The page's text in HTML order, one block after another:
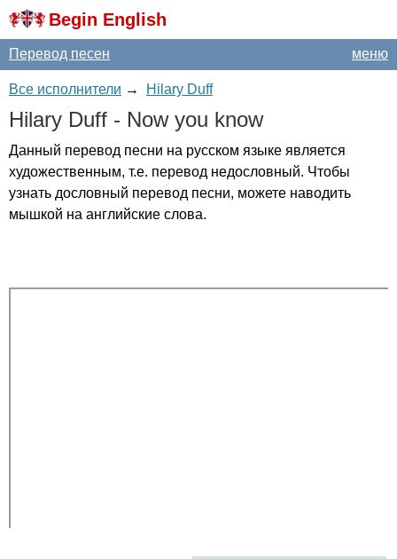
Begin English
меню
Перевод песен
Все исполнители → Hilary Duff
Hilary Duff - Now you know
Данный перевод песни на русском языке является
художественным, т.е. перевод недословный. Чтобы
узнать дословный перевод песни, можете наводить
мышкой на английские слова.